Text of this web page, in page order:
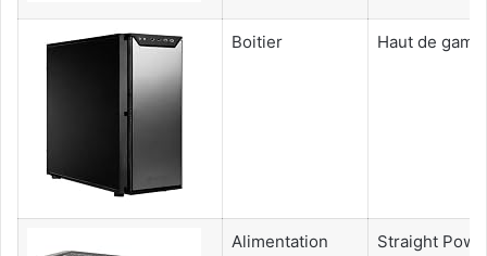
Boitier Haut de
Alimentation
Straight